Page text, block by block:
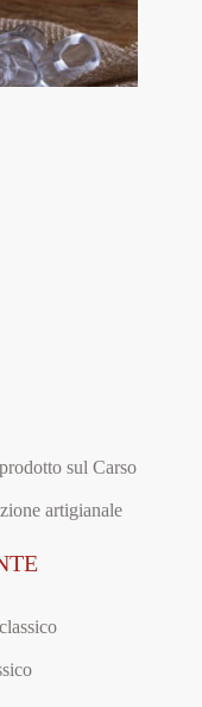
sul Carso
artigianale